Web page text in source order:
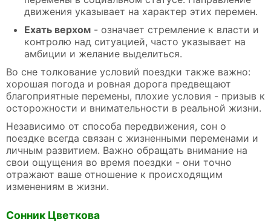
движения указывает на характер этих перемен.
Ехать верхом - означает стремление к власти и
контролю над ситуацией, часто указывает на
амбиции и желание выделиться.
Во сне толкование условий поездки также важно:
хорошая погода и ровная дорога предвещают
благоприятные перемены, плохие условия - призыв к
осторожности и внимательности в реальной жизни.
Независимо от способа передвижения, сон о
поездке всегда связан с жизненными переменами и
личным развитием. Важно обращать внимание на
свои ощущения во время поездки - они точно
отражают ваше отношение к происходящим
изменениям в жизни.
Сонник Цветкова